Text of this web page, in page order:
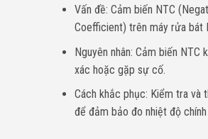
Vấn đề: Cảm biến NTC
Coefficient) trên máy rửa bát
Nguyên nhân: Cảm biến NTC
xác hoặc gặp sự cố.
Cách khắc phục: Kiểm tra và
để đảm bảo đo nhiệt độ chính